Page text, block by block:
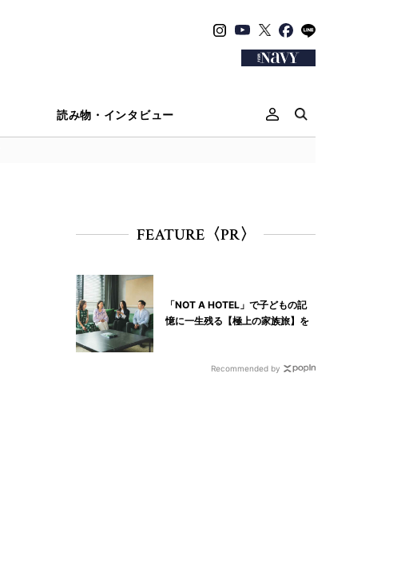
読み物・インタビュー
FEATURE〈PR〉
「NOT A HOTEL」で子どもの記
憶に一生残る【極上の家族旅】を
Recommended by